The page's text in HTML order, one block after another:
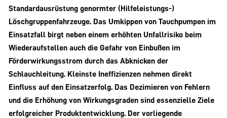
Standardausrüstung genormter (Hilfeleistungs-)
Löschgruppenfahrzeuge. Das Umkippen von Tauchpumpen im
Einsatzfall birgt neben einem erhöhten Unfallrisiko beim
Wiederaufstellen auch die Gefahr von Einbußen im
Förderwirkungsstrom durch das Abknicken der
Schlauchleitung. Kleinste Ineffizienzen nehmen direkt
Einfluss auf den Einsatzerfolg. Das Dezimieren von Fehlern
und die Erhöhung von Wirkungsgraden sind essenzielle Ziele
erfolgreicher Produktentwicklung. Der vorliegende